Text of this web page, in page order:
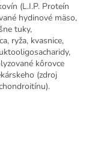
(L.I.P. Proteín
hydinové mäso,
tuky,
ryža, kvasnice,
kôrovce
(zdroj